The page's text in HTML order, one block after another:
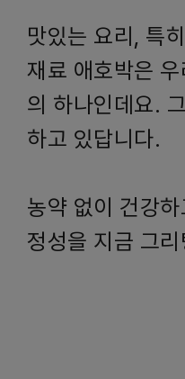
맛있는 요리, 특
재료 애호박은
의 하나인데요.
하고 있답니다.
농약 없이 건강
정성을 지금 그